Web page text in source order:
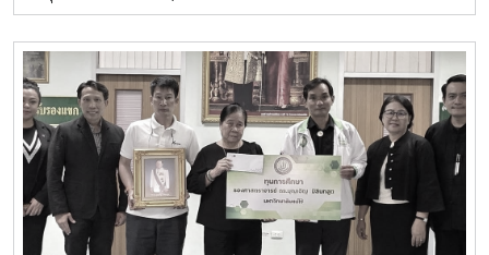
กระจาย หัวหน้ากลุ่มงานกำกับสถานศึกษา และคณะทำงานฝ่าย
ติดตามผลการกู้ยืมของกองทุนเงินกู้ยืมเพื่อการศึกษา สำนักงาน
ใหญ่ ในโอกาสที่ได้มาติดตามผลการกู้เงินกยศ. ของนักศึกษา
มหาวิทยาลัยแม่โจ้ ในด้านค่าใช้จ่าย รายได้ของครอบครัว และอื่นๆ
เพื่อนำข้อมูลไปประกอบการพัฒนาการกู้ยืมให้ตรงกับ
วัตถุประสงค์ของผู้กู้และผู้ให้กู้ โดยมีการติดตามผลในระหว่างวันที่
25 - 26 กุมภาพันธ์ 2569 ทั้งนี้ ได้จัดนักศึกษามหาวิทยาลัยแม่
โจ้ที่กู้เงินกยศ. เข้าร่วมให้ข้อมูลกับคณะฝ่ายติดตามผลฯ วันละ